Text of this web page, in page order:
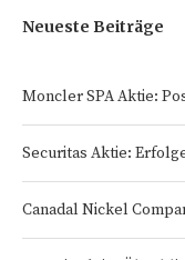
Neueste Beiträge
Moncler SPA Aktie:
Securitas Aktie:
Canadal Nickel